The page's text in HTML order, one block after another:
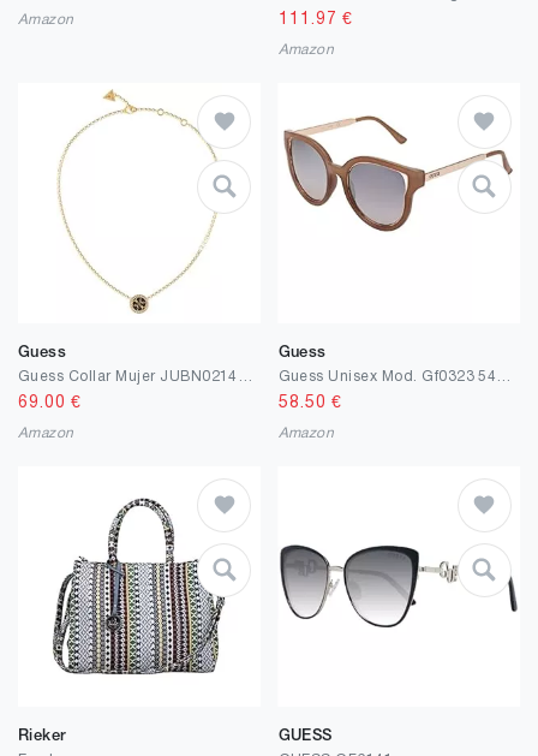
Amazon
111.97 €
Amazon
Guess
69.00 €
Amazon
Guess
58.50 €
Amazon
Rieker
GUESS